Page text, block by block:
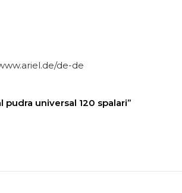
de-de
universal 120 spalari”